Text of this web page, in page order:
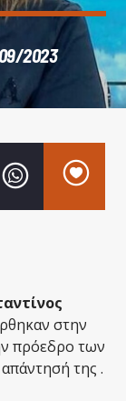
2023
στην
πρόεδρο των
της .